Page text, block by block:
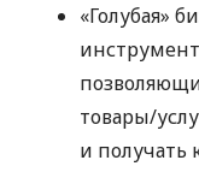
«Голубая»
товары/
и получать